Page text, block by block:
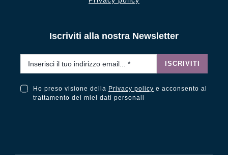
Iscriviti alla nostra Newsletter
ISCRIVITI
Ho preso visione della Privacy policy e acconsento al
trattamento dei miei dati personali